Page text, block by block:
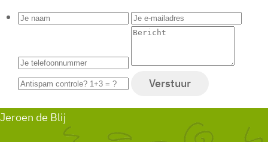
Jeroen de Blij